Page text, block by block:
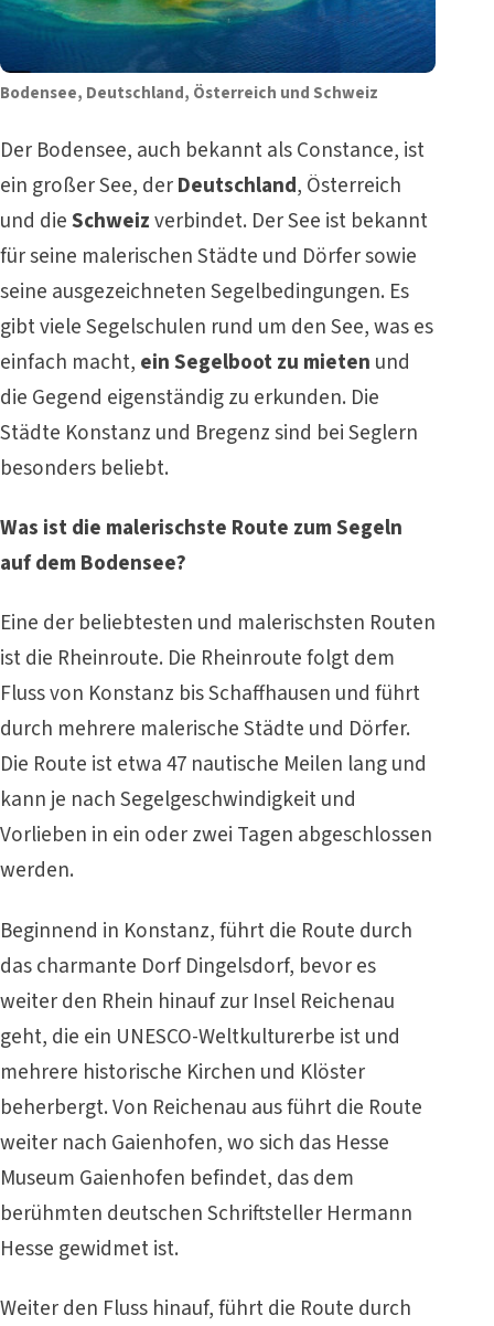
Bodensee, Deutschland, Österreich und Schweiz
Der Bodensee, auch bekannt als Constance, ist
ein großer See, derDeutschland, Österreich
und dieSchweizverbindet. Der See ist bekannt
für seine malerischen Städte und Dörfer sowie
seine ausgezeichneten Segelbedingungen. Es
gibt viele Segelschulen rund um den See, was es
einfach macht, ein Segelboot zu mieten und
die Gegend eigenständig zu erkunden. Die
Städte Konstanz und Bregenz sind bei Seglern
besonders beliebt.
Was ist die malerischste Route zum Segeln
auf dem Bodensee?
Eine der beliebtesten und malerischsten Routen
ist die Rheinroute. Die Rheinroute folgt dem
Fluss von Konstanz bis Schaffhausen und führt
durch mehrere malerische Städte und Dörfer.
Die Route ist etwa 47 nautische Meilen lang und
kann je nach Segelgeschwindigkeit und
Vorlieben in ein oder zwei Tagen abgeschlossen
werden.
Beginnend in Konstanz, führt die Route durch
das charmante Dorf Dingelsdorf, bevor es
weiter den Rhein hinauf zur Insel Reichenau
geht, die ein UNESCO-Weltkulturerbe ist und
mehrere historische Kirchen und Klöster
beherbergt. Von Reichenau aus führt die Route
weiter nach Gaienhofen, wo sich das Hesse
Museum Gaienhofen befindet, das dem
berühmten deutschen Schriftsteller Hermann
Hesse gewidmet ist.
Weiter den Fluss hinauf, führt die Route durch